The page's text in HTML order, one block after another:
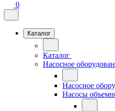
0
Каталог
Каталог
Насосное
Насосное
Насосы